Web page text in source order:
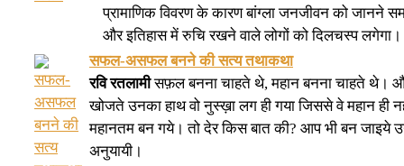
प्रामाणिक विवरण के कारण बांग्ला जनजीवन को जानने
और इतिहास में रुचि रखने वाले लोगों को दिलचस्प लगेगा।
सफल-असफल बनने की सत्य तथाकथा
रवि रतलामीसफ़ल बनना चाहते थे, महान बनना चाहते थे।
खोजते उनका हाथ वो नुस्ख़ा लग ही गया जिससे वे महान ही
महानतम बन गये। तो देर किस बात की? आप भी बन जाइये
अनुयायी।